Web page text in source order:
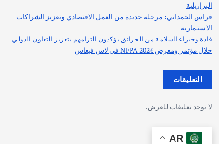
البرازيلية
فراس الحمداني: مرحلة جديدة من العمل الاقتصادي وتعزيز الشراكات
الاستثمارية
قادة وخبراء السلامة من الحرائق يؤكدون التزامهم بتعزيز التعاون الدولي
خلال مؤتمر ومعرض NFPA 2026 في لاس فيغاس
التعليقات
لا توجد تعليقات للعرض.
AR